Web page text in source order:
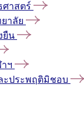
าสตร์
าลัย
ยืน
ฯ
ะประพฤติมิชอบ